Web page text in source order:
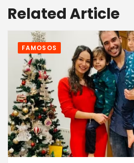
Related Article
FAMOSOS